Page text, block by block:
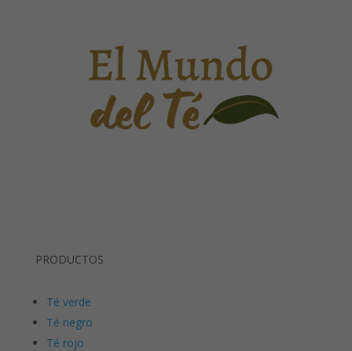
PRODUCTOS
Té verde
Té negro
Té rojo